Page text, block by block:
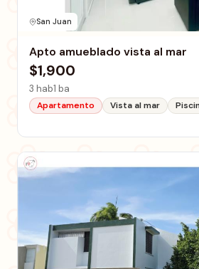
San Juan
Apto amueblado vista al mar
$1,900
3 hab1 ba
Apartamento Vista al mar